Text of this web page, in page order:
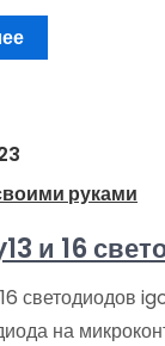
руками
и 16
светодиодов
на